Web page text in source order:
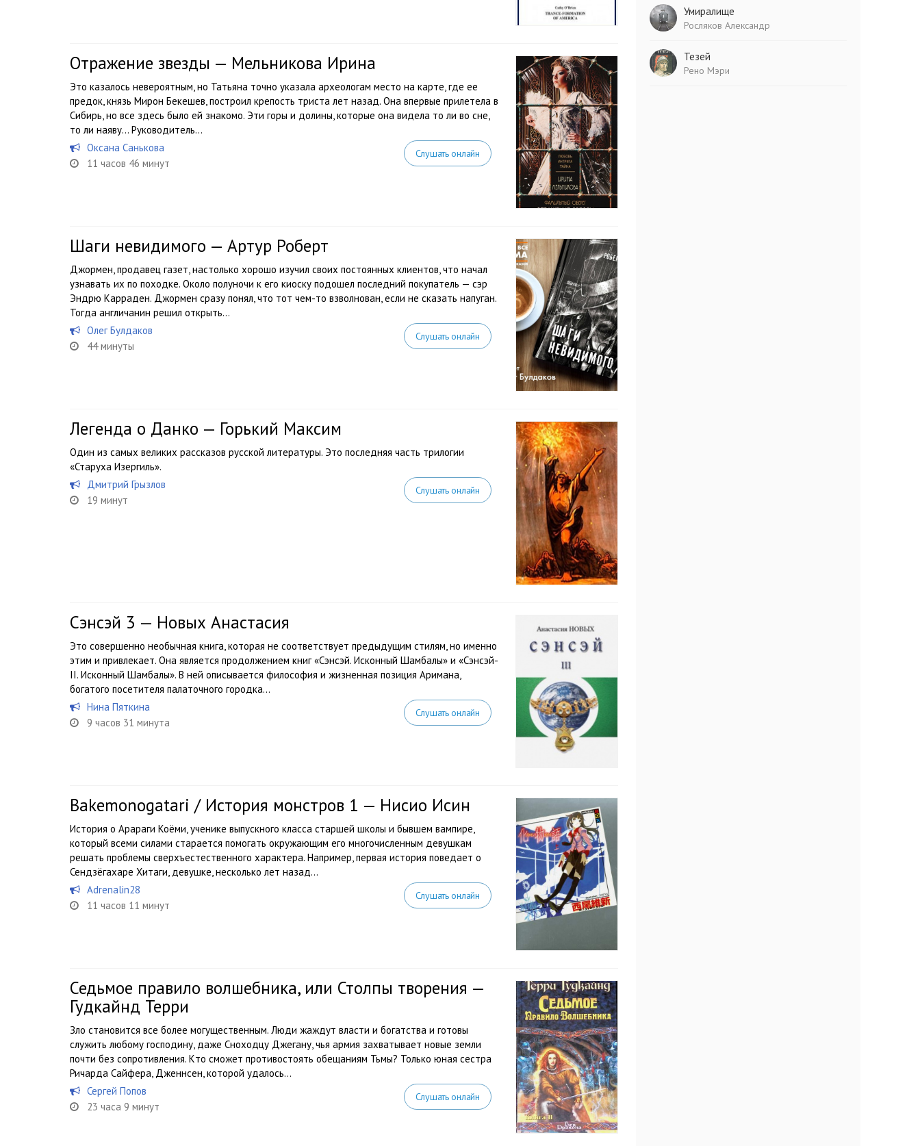
Отражение звезды — Мельникова Ирина
Это казалось невероятным, но Татьяна точно указала археологам место на карте, где ее
предок, князь Мирон Бекешев, построил крепость триста лет назад. Она впервые прилетела в
Сибирь, но все здесь было ей знакомо. Эти горы и долины, которые она видела то ли во сне,
то ли наяву… Руководитель...
Оксана Санькова
11 часов 46 минут
Слушать онлайн
Шаги невидимого — Артур Роберт
Джормен, продавец газет, настолько хорошо изучил своих постоянных клиентов, что начал
узнавать их по походке. Около полуночи к его киоску подошел последний покупатель — сэр
Эндрю Карраден. Джормен сразу понял, что тот чем-то взволнован, если не сказать напуган.
Тогда англичанин решил открыть...
Олег Булдаков
44 минуты
Слушать онлайн
Легенда о Данко — Горький Максим
Один из самых великих рассказов русской литературы. Это последняя часть трилогии
«Старуха Изергиль».
Дмитрий Грызлов
19 минут
Слушать онлайн
Сэнсэй 3 — Новых Анастасия
Это совершенно необычная книга, которая не соответствует предыдущим стилям, но именно
этим и привлекает. Она является продолжением книг «Сэнсэй. Исконный Шамбалы» и «Сэнсэй-
II. Исконный Шамбалы». В ней описывается философия и жизненная позиция Аримана,
богатого посетителя палаточного городка...
Нина Пяткина
9 часов 31 минута
Слушать онлайн
Bakemonogatari / История монстров 1 — Нисио Исин
История о Арараги Коёми, ученике выпускного класса старшей школы и бывшем вампире,
который всеми силами старается помогать окружающим его многочисленным девушкам
решать проблемы сверхъестественного характера. Например, первая история поведает о
Сендзёгахаре Хитаги, девушке, несколько лет назад...
Adrenalin28
11 часов 11 минут
Слушать онлайн
Седьмое правило волшебника, или Столпы творения —
Гудкайнд Терри
Зло становится все более могущественным. Люди жаждут власти и богатства и готовы
служить любому господину, даже Сноходцу Джегану, чья армия захватывает новые земли
почти без сопротивления. Кто сможет противостоять обещаниям Тьмы? Только юная сестра
Ричарда Сайфера, Дженнсен, которой удалось...
Сергей Попов
23 часа 9 минут
Слушать онлайн
Умиралище
Росляков Александр
Тезей
Рено Мэри